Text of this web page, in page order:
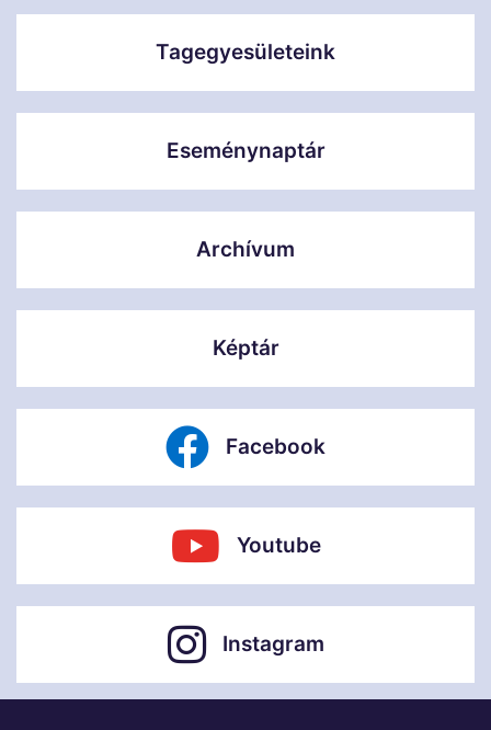
Tagegyesületeink
Eseménynaptár
Archívum
Képtár
Facebook
Youtube
Instagram